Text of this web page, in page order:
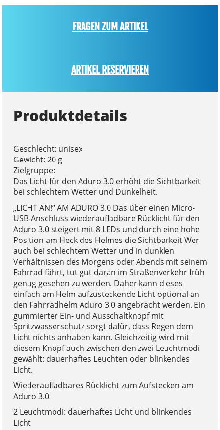
FRAGEN ZUM ARTIKEL
ARTIKEL RESERVIEREN
Produktdetails
Geschlecht: unisex
Gewicht: 20 g
Zielgruppe:
Das Licht für den Aduro 3.0 erhöht die Sichtbarkeit
bei schlechtem Wetter und Dunkelheit.
„LICHT AN!“ AM ADURO 3.0 Das über einen Micro-
USB-Anschluss wiederaufladbare Rücklicht für den
Aduro 3.0 steigert mit 8 LEDs und durch eine hohe
Position am Heck des Helmes die Sichtbarkeit Wer
auch bei schlechtem Wetter und in dunklen
Verhältnissen des Morgens oder Abends mit seinem
Fahrrad fährt, tut gut daran im Straßenverkehr früh
genug gesehen zu werden. Daher kann dieses
einfach am Helm aufzusteckende Licht optional an
den Fahrradhelm Aduro 3.0 angebracht werden. Ein
gummierter Ein- und Ausschaltknopf mit
Spritzwasserschutz sorgt dafür, dass Regen dem
Licht nichts anhaben kann. Gleichzeitig wird mit
diesem Knopf auch zwischen den zwei Leuchtmodi
gewählt: dauerhaftes Leuchten oder blinkendes
Licht.
Wiederaufladbares Rücklicht zum Aufstecken am
Aduro 3.0
2 Leuchtmodi: dauerhaftes Licht und blinkendes
Licht